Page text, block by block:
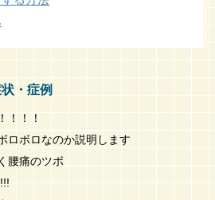
・症例
！！！
ロボロなのか説明します
腰痛のツボ